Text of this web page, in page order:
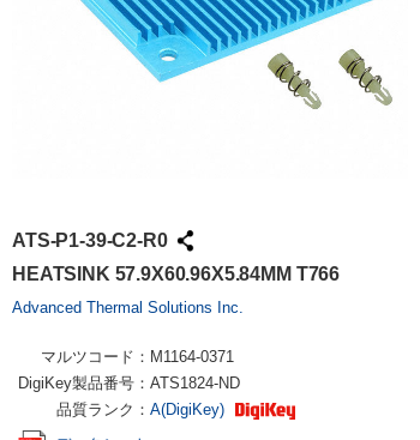
ATS-P1-39-C2-R0
HEATSINK 57.9X60.96X5.84MM T766
Advanced Thermal Solutions Inc.
マルツコード： M1164-0371
DigiKey製品番号： ATS1824-ND
品質ランク： A(DigiKey)